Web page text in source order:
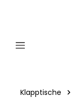
Klapptische